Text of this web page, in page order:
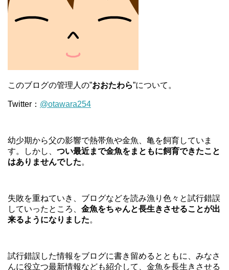
このブログの管理人の”おおたわら”について。
Twitter： @otawara254
幼少期から父の影響で熱帯魚や金魚、亀を飼育していま
す。しかし、 つい最近まで金魚をまともに飼育できたこと
はありませんでした。
失敗を重ねていき、ブログなどを読み漁り色々と試行錯誤
していったところ、 金魚をちゃんと長生きさせることが出
来るようになりました。
試行錯誤した情報をブログに書き留めるとともに、みなさ
んに役立つ最新情報なども紹介して、金魚を長生きさせる